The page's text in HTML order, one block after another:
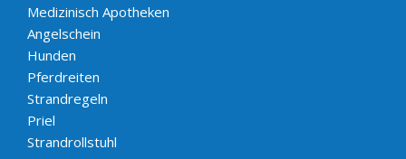
Medizinisch Apotheken
Angelschein
Hunden
Pferdreiten
Strandregeln
Priel
Strandrollstuhl